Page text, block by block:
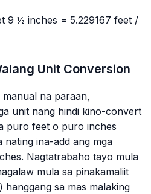
9 ½ inches = 5.229167 feet /
Unit Conversion
manual na paraan,
unit nang hindi kino-convert
puro feet o puro inches
nating ina-add ang mga
Nagtatrabaho tayo mula
mula sa pinakamaliit
sa mas malaking